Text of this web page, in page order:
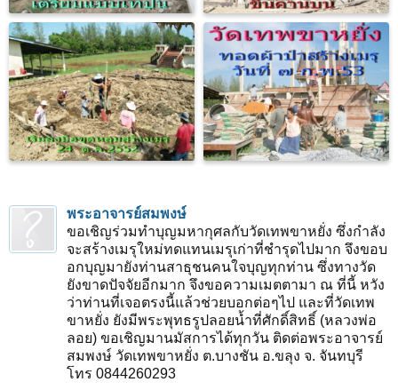
พระอาจารย์สมพงษ์
ขอเชิญร่วมทำบุญมหากุศลกับวัดเทพขาหยั่ง ซึ่งกำลัง
จะสร้างเมรุใหม่ทดแทนเมรุเก่าที่ชำรุดไปมาก จึงขอบ
อกบุญมายังท่านสาธุชนคนใจบุญทุกท่าน ซึ่งทางวัด
ยังขาดปัจจัยอีกมาก จึงขอความเมตตามา ณ ที่นี้ หวัง
ว่าท่านที่เจอตรงนี้แล้วช่วยบอกต่อๆไป และที่วัดเทพ
ขาหยั่ง ยังมีพระพุทธรูปลอยน้ำที่ศักดิ์สิทธิ์ (หลวงพ่อ
ลอย) ขอเชิญมานมัสการได้ทุกวัน ติดต่อพระอาจารย์
สมพงษ์ วัดเทพขาหยั่ง ต.บางชัน อ.ขลุง จ. จันทบุรี
โทร 0844260293